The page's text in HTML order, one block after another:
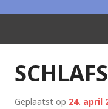
Geplaatst op 24. april